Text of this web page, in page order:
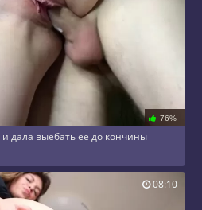
76%
дала выебать ее до кончины
08:10